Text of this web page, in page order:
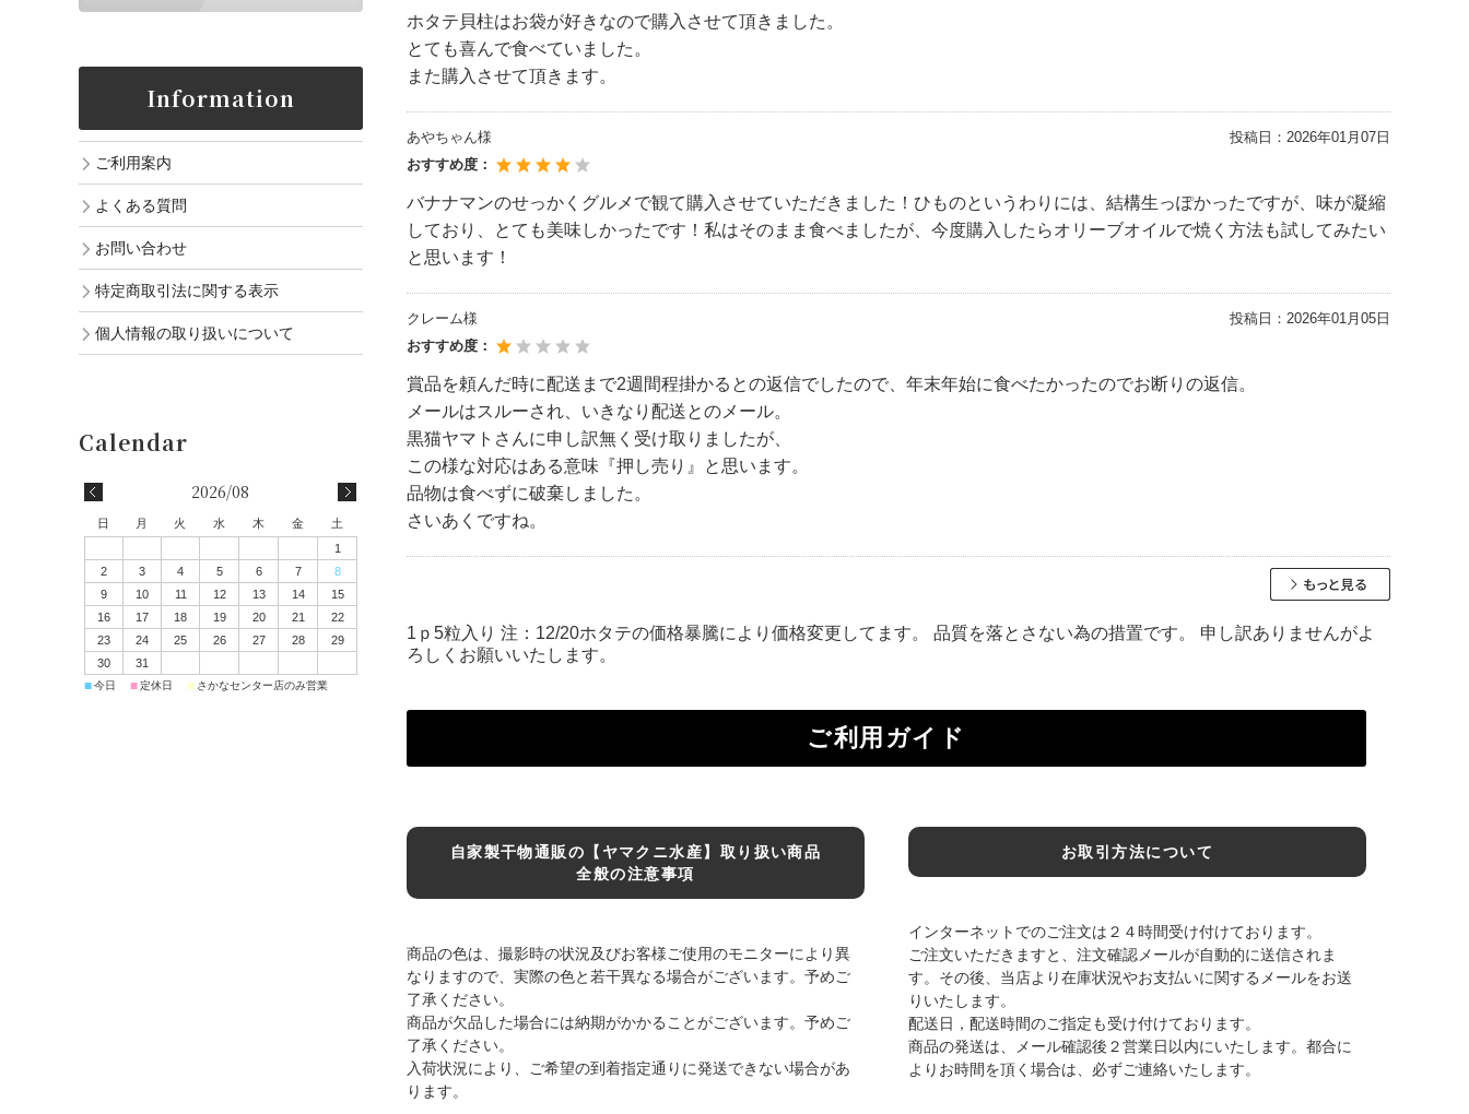
ホタテ貝柱はお袋が好きなので購入させて頂きました。
とても喜んで食べていました。
また購入させて頂きます。
あやちゃん様 投稿日： 2026年01月07日
おすすめ度：
バナナマンのせっかくグルメで観て購入させていただきました！ひものというわりには、結構生っぽかったですが、味が凝縮
しており、とても美味しかったです！私はそのまま食べましたが、今度購入したらオリーブオイルで焼く方法も試してみたい
と思います！
クレーム様 投稿日： 2026年01月05日
おすすめ度：
賞品を頼んだ時に配送まで2週間程掛かるとの返信でしたので、年末年始に食べたかったのでお断りの返信。
メールはスルーされ、いきなり配送とのメール。
黒猫ヤマトさんに申し訳無く受け取りましたが、
この様な対応はある意味『押し売り』と思います。
品物は食べずに破棄しました。
さいあくですね。
1ｐ5粒入り 注：12/20ホタテの価格暴騰により価格変更してます。 品質を落とさない為の措置です。 申し訳ありませんがよ
ろしくお願いいたします。
ご利用ガイド
自家製干物通販の【ヤマクニ水産】取り扱い商品
全般の注意事項
商品の色は、撮影時の状況及びお客様ご使用のモニターにより異
なりますので、実際の色と若干異なる場合がございます。予めご
了承ください。
商品が欠品した場合には納期がかかることがございます。予めご
了承ください。
入荷状況により、ご希望の到着指定通りに発送できない場合があ
ります。
お取引方法について
インターネットでのご注文は２４時間受け付けております。
ご注文いただきますと、注文確認メールが自動的に送信されま
す。その後、当店より在庫状況やお支払いに関するメールをお送
りいたします。
配送日，配送時間のご指定も受け付けております。
商品の発送は、メール確認後２営業日以内にいたします。都合に
よりお時間を頂く場合は、必ずご連絡いたします。
Information
ご利用案内
よくある質問
お問い合わせ
特定商取引法に関する表示
個人情報の取り扱いについて
2026/08
日 月 火 水 木 金
土
1
2
3 4 5 6 7
8
9
10 11 12 13 14
15
16
17 18 19 20 21
22
23
24 25 26 27 28
29
30
31
■今日 ■定休日 ■ さかなセンター店のみ営業